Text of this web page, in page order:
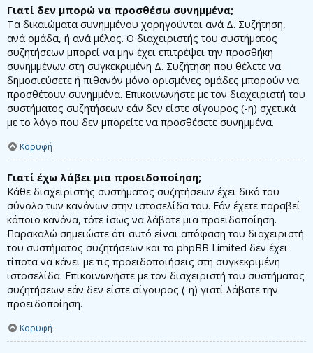
Γιατί δεν μπορώ να προσθέσω συνημμένα;
Τα δικαιώματα συνημμένου χορηγούνται ανά Δ. Συζήτηση,
ανά ομάδα, ή ανά μέλος. Ο διαχειριστής του συστήματος
συζητήσεων μπορεί να μην έχει επιτρέψει την προσθήκη
συνημμένων στη συγκεκριμένη Δ. Συζήτηση που θέλετε να
δημοσιεύσετε ή πιθανόν μόνο ορισμένες ομάδες μπορούν να
προσθέτουν συνημμένα. Επικοινωνήστε με τον διαχειριστή του
συστήματος συζητήσεων εάν δεν είστε σίγουρος (-η) σχετικά
με το λόγο που δεν μπορείτε να προσθέσετε συνημμένα.
Κορυφή
Γιατί έχω λάβει μια προειδοποίηση;
Κάθε διαχειριστής συστήματος συζητήσεων έχει δικό του
σύνολο των κανόνων στην ιστοσελίδα του. Εάν έχετε παραβεί
κάποιο κανόνα, τότε ίσως να λάβατε μια προειδοποίηση.
Παρακαλώ σημειώστε ότι αυτό είναι απόφαση του διαχειριστή
του συστήματος συζητήσεων και το phpBB Limited δεν έχει
τίποτα να κάνει με τις προειδοποιήσεις στη συγκεκριμένη
ιστοσελίδα. Επικοινωνήστε με τον διαχειριστή του συστήματος
συζητήσεων εάν δεν είστε σίγουρος (-η) γιατί λάβατε την
προειδοποίηση.
Κορυφή